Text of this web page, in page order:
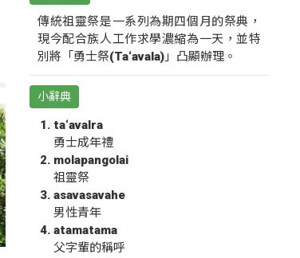
傳統祖靈祭是一系列為期四個月的祭典，
現今配合族人工作求學濃縮為一天，並特
別將「勇士祭(Ta‘avala)」凸顯辦理。
小辭典
ta‘avalra
勇士成年禮
molapangolai
祖靈祭
asavasavahe
男性青年
atamatama
父字輩的稱呼